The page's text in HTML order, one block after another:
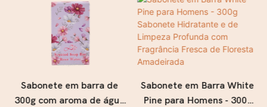
Sabonete em barra de
300g com aroma de água
Sabonete em Barra White
Pine para Homens - 300g